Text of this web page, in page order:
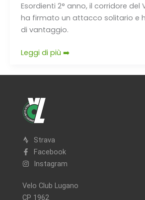
Esordienti 2° anno, il corridore del
ha firmato un attacco solitario e
di vantaggio.
Leggi di più ➡️
Strava
Facebook
Instagram
Velo Club Lugano
CP 1962